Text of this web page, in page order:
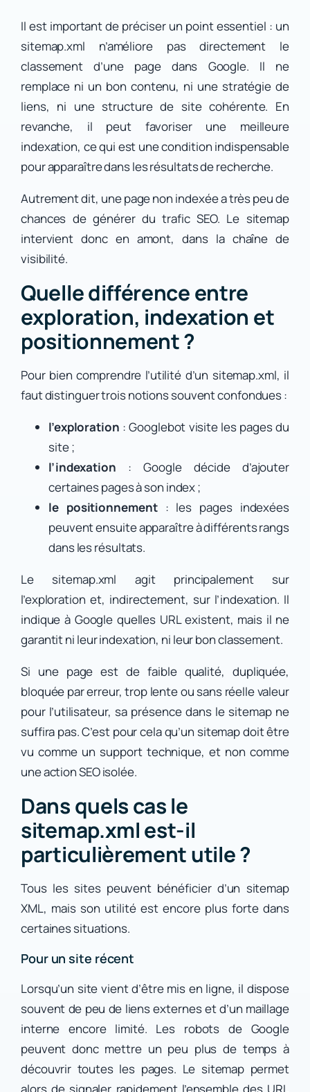
Il est important de préciser un point essentiel : un
sitemap.xml n’améliore pas directement le
classement d’une page dans Google. Il ne
remplace ni un bon contenu, ni une stratégie de
liens, ni une structure de site cohérente. En
revanche, il peut favoriser une meilleure
indexation, ce qui est une condition indispensable
pour apparaître dans les résultats de recherche.
Autrement dit, une page non indexée a très peu de
chances de générer du trafic SEO. Le sitemap
intervient donc en amont, dans la chaîne de
visibilité.
Quelle différence entre
exploration, indexation et
positionnement ?
Pour bien comprendre l’utilité d’un sitemap.xml, il
faut distinguer trois notions souvent confondues :
l’exploration : Googlebot visite les pages du
site ;
l’indexation : Google décide d’ajouter
certaines pages à son index ;
le positionnement: les pages indexées
peuvent ensuite apparaître à différents rangs
dans les résultats.
Le sitemap.xml agit principalement sur
l’exploration et, indirectement, sur l’indexation. Il
indique à Google quelles URL existent, mais il ne
garantit ni leur indexation, ni leur bon classement.
Si une page est de faible qualité, dupliquée,
bloquée par erreur, trop lente ou sans réelle valeur
pour l’utilisateur, sa présence dans le sitemap ne
suffira pas. C’est pour cela qu’un sitemap doit être
vu comme un support technique, et non comme
une action SEO isolée.
Dans quels cas le
sitemap.xml est-il
particulièrement utile ?
Tous les sites peuvent bénéficier d’un sitemap
XML, mais son utilité est encore plus forte dans
certaines situations.
Pour un site récent
Lorsqu’un site vient d’être mis en ligne, il dispose
souvent de peu de liens externes et d’un maillage
interne encore limité. Les robots de Google
peuvent donc mettre un peu plus de temps à
découvrir toutes les pages. Le sitemap permet